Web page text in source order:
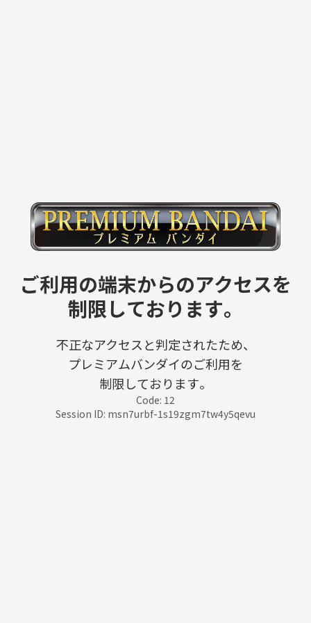
ご利用の端末からのアクセスを
制限しております。
不正なアクセスと判定されたため、
プレミアムバンダイのご利用を
制限しております。
Code: 12
Session ID: msn7urbf-1s19zgm7tw4y5qevu